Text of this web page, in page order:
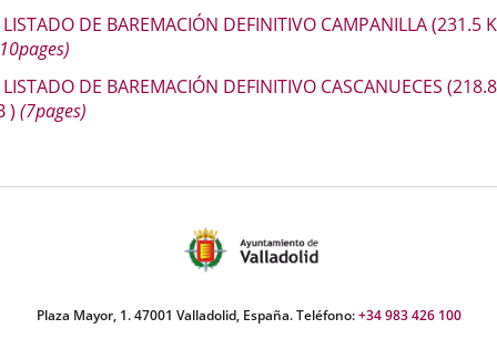
LISTADO DE BAREMACIÓN DEFINITIVO CAMPANILLA(231.5
LISTADO DE BAREMACIÓN DEFINITIVO CASCANUECES (218.8
) (7pages)
Plaza Mayor, 1. 47001 Valladolid, España. Teléfono:+34 983 426 100